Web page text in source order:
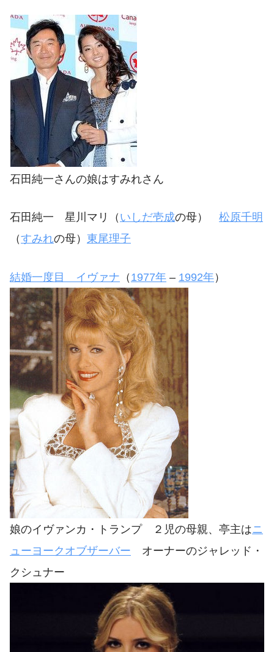
石田純一さんの娘はすみれさん
石田純一 星川マリ（いしだ壱成の母） 松原千明
（すみれの母） 東尾理子
結婚一度目 イヴァナ （1977年 – 1992年）
娘のイヴァンカ・トランプ ２児の母親、亭主はニ
ューヨークオブザーバー オーナーのジャレッド・
クシュナー